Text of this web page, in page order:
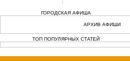
ГОРОДСКАЯ АФИША
АРХИВ АФИШИ
ТОП ПОПУЛЯРНЫХ СТАТЕЙ